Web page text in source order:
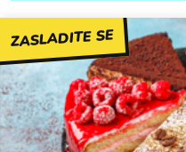
ZASLADITE SE